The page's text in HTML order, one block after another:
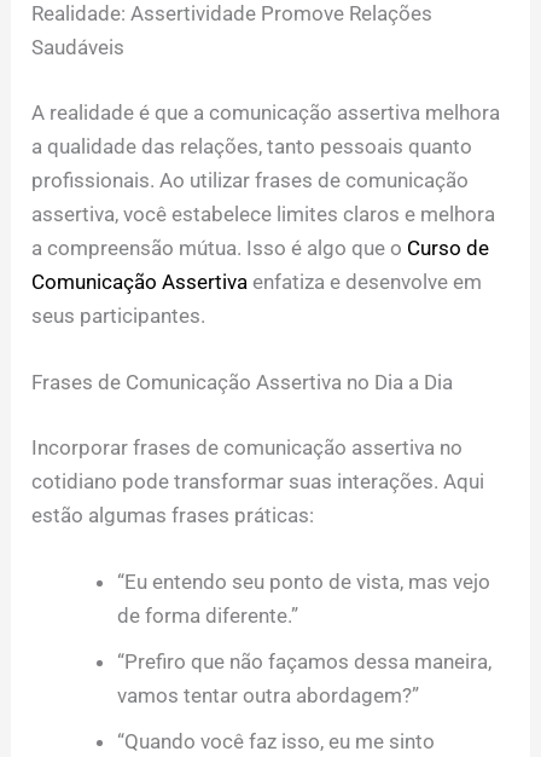
Realidade: Assertividade Promove Relações
Saudáveis
A realidade é que a comunicação assertiva melhora
a qualidade das relações, tanto pessoais quanto
profissionais. Ao utilizar frases de comunicação
assertiva, você estabelece limites claros e melhora
a compreensão mútua. Isso é algo que o Curso de
Comunicação Assertiva enfatiza e desenvolve em
seus participantes.
Frases de Comunicação Assertiva no Dia a Dia
Incorporar frases de comunicação assertiva no
cotidiano pode transformar suas interações. Aqui
estão algumas frases práticas:
“Eu entendo seu ponto de vista, mas vejo
de forma diferente.”
“Prefiro que não façamos dessa maneira,
vamos tentar outra abordagem?”
“Quando você faz isso, eu me sinto